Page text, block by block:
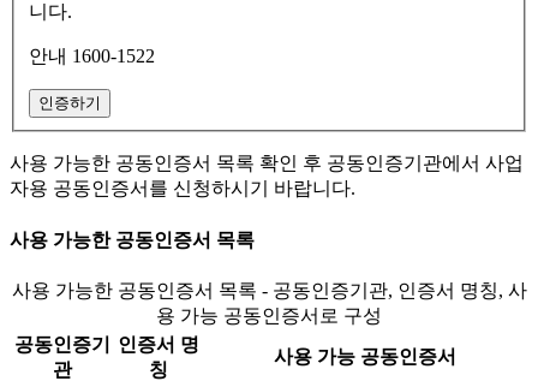
니다.
안내 1600-1522
인증하기
사용 가능한 공동인증서 목록 확인 후 공동인증기관에서 사업
자용 공동인증서를 신청하시기 바랍니다.
사용 가능한 공동인증서 목록
사용 가능한 공동인증서 목록 - 공동인증기관, 인증서 명칭, 사
용 가능 공동인증서로 구성
공동인증기
관
인증서 명
칭
사용 가능 공동인증서